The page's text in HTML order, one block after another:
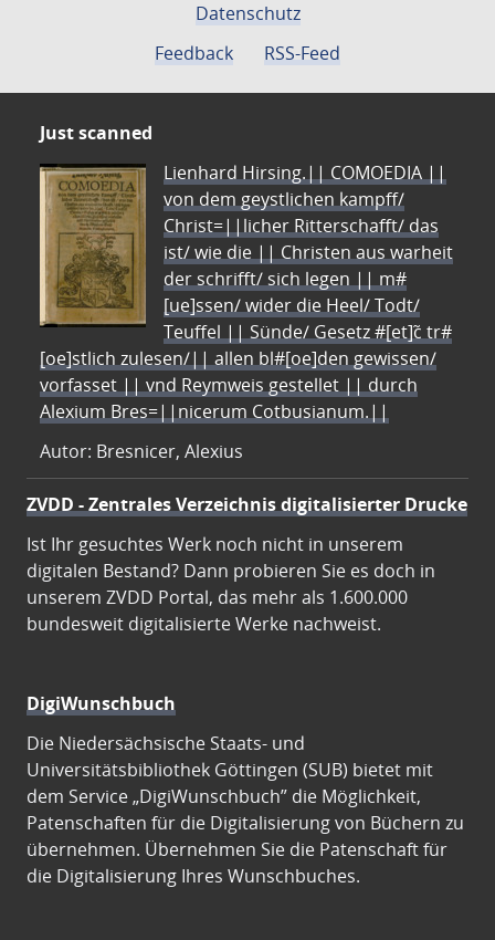
Datenschutz
Feedback
RSS-Feed
Just scanned
Lienhard Hirsing.|| COMOEDIA ||
von dem geystlichen kampff/
Christ=||licher Ritterschafft/ das
ist/ wie die || Christen aus warheit
der schrifft/ sich legen || m#
[ue]ssen/ wider die Heel/ Todt/
Teuffel || Sünde/ Gesetz #[et]c̃ tr#
[oe]stlich zulesen/|| allen bl#[oe]den gewissen/
vorfasset || vnd Reymweis gestellet || durch
Alexium Bres=||nicerum Cotbusianum.||
Autor: Bresnicer, Alexius
ZVDD - Zentrales Verzeichnis digitalisierter Drucke
Ist Ihr gesuchtes Werk noch nicht in unserem
digitalen Bestand? Dann probieren Sie es doch in
unserem ZVDD Portal, das mehr als 1.600.000
bundesweit digitalisierte Werke nachweist.
DigiWunschbuch
Die Niedersächsische Staats- und
Universitätsbibliothek Göttingen (SUB) bietet mit
dem Service „DigiWunschbuch” die Möglichkeit,
Patenschaften für die Digitalisierung von Büchern zu
übernehmen. Übernehmen Sie die Patenschaft für
die Digitalisierung Ihres Wunschbuches.